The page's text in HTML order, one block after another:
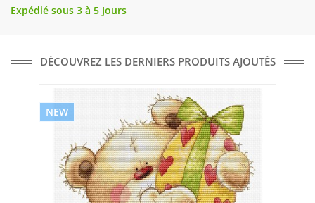
Expédié sous 3 à 5 Jours
DÉCOUVREZ LES DERNIERS PRODUITS AJOUTÉS
NEW